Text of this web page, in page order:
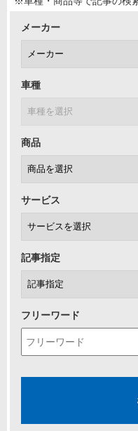
メーカー
車種
商品
サービス
記事指定
フリーワード